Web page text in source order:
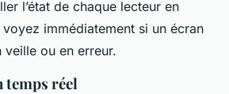
l’état de chaque lecteur en
immédiatement si un écran
ou en erreur.
temps réel